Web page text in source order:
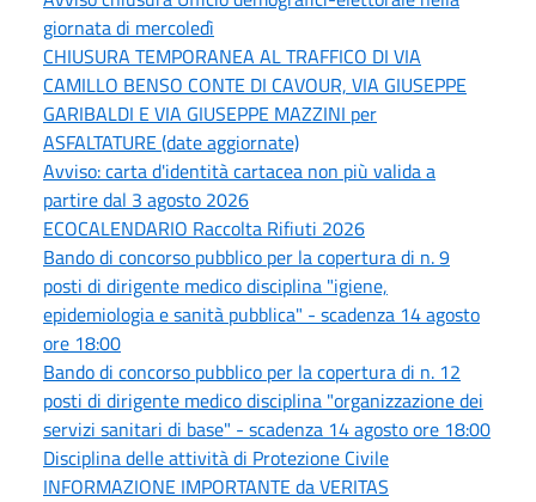
giornata di mercoledì
CHIUSURA TEMPORANEA AL TRAFFICO DI VIA
CAMILLO BENSO CONTE DI CAVOUR, VIA GIUSEPPE
GARIBALDI E VIA GIUSEPPE MAZZINI per
ASFALTATURE (date aggiornate)
Avviso: carta d'identità cartacea non più valida a
partire dal 3 agosto 2026
ECOCALENDARIO Raccolta Rifiuti 2026
Bando di concorso pubblico per la copertura di n. 9
posti di dirigente medico disciplina "igiene,
epidemiologia e sanità pubblica" - scadenza 14 agosto
ore 18:00
Bando di concorso pubblico per la copertura di n. 12
posti di dirigente medico disciplina "organizzazione dei
servizi sanitari di base" - scadenza 14 agosto ore 18:00
Disciplina delle attività di Protezione Civile
INFORMAZIONE IMPORTANTE da VERITAS